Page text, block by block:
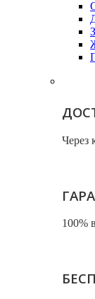
Через
100%